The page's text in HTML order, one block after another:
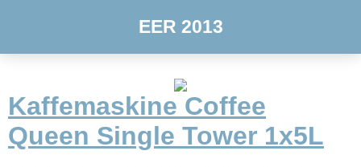
EER 2013
Kaffemaskine Coffee
Queen Single Tower 1x5L